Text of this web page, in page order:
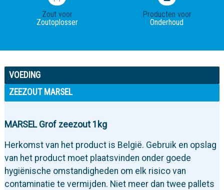
Zout voor
Zoutoplosser
Producten voor
Onderhoud
VOEDING
ZEEZOUT MARSEL
MARSEL Grof zeezout 1kg
Herkomst van het product is België. Gebruik en opslag
van het product moet plaatsvinden onder goede
hygiënische omstandigheden om elk risico van
contaminatie te vermijden. Niet meer dan twee pallets